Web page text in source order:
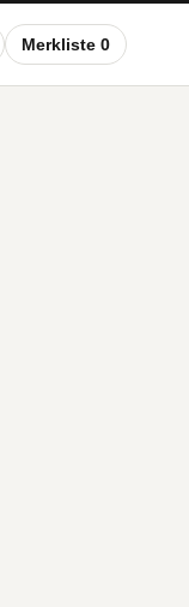
Merkliste 0